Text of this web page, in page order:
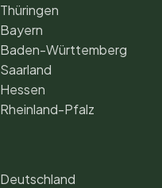
Thüringen
Bayern
Baden-Württemberg
Saarland
Hessen
Rheinland-Pfalz
Deutschland